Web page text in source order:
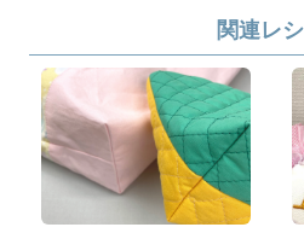
関連レ